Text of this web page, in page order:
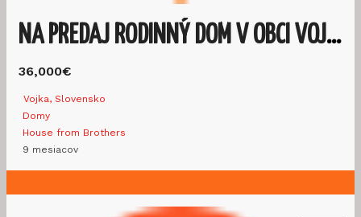
NA PREDAJ RODINNÝ DOM V OBCI VOJKA
36,000€
Vojka, Slovensko
Domy
House from Brothers
9 mesiacov